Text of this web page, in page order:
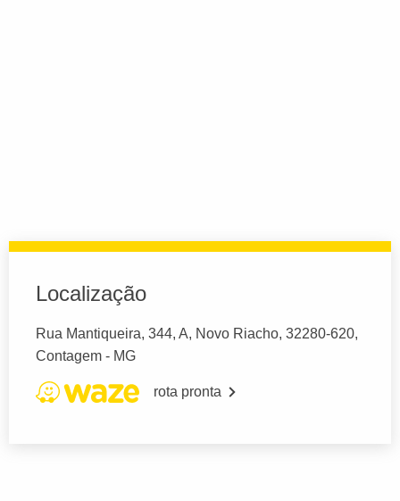
Localização
Rua Mantiqueira, 344, A, Novo Riacho, 32280-620,
Contagem - MG
rota pronta